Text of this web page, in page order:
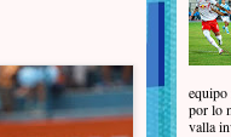
por lo
valla